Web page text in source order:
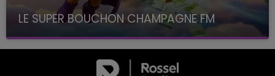
LE SUPER BOUCHON CHAMPAGNE FM
avec La Famille Champagne FM, à 8H10